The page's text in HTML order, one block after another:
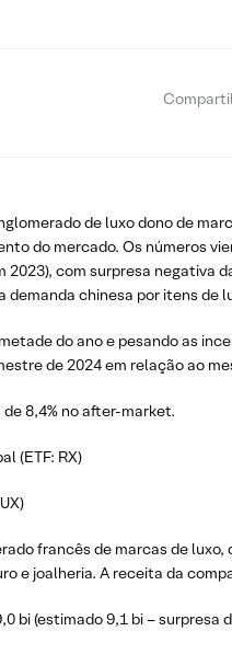
de luxo dono de
do mercado. Os números
2023), com surpresa
chinesa por itens de
do ano e pesando as
de 2024 em relação ao
8,4% no after-market.
(ETF: RX)
francês de marcas de
e joalheria. A receita da
bi (estimado 9,1 bi – surpresa